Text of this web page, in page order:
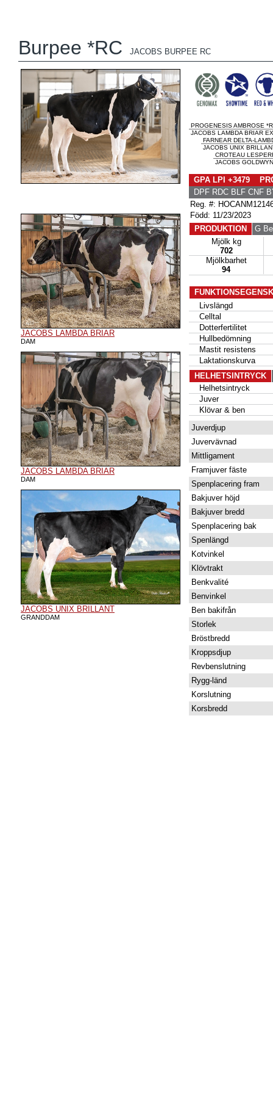
Burpee *RC JACOBS BURPEE RC
JACOBS LAMBDA BRIAR
DAM
JACOBS LAMBDA BRIAR
DAM
JACOBS UNIX BRILLANT
GRANDDAM
PROGENESIS AMBROSE
JACOBS LAMBDA BRIAR
FARNEAR DELTA-
JACOBS UNIX
CROTEAU
JACOBS
GPA LPI +3479
DPF RDC BLF CNF
Reg. #:
Född: 11/23/2023
PRODUKTION
G
Mjölk kg
702
Mjölkbarhet
94
Livslängd
Celltal
Dotterfertilitet
Hullbedömning
Mastit resistens
Laktationskurva
HELHETSINTRYCK
Helhetsintryck
Juver
Klövar & ben
Juverdjup
Juvervävnad
Mittligament
Framjuver fäste
Spenplacering fram
Bakjuver höjd
Bakjuver bredd
Spenplacering bak
Spenlängd
Kotvinkel
Klövtrakt
Benkvalité
Benvinkel
Ben bakifrån
Storlek
Bröstbredd
Kroppsdjup
Revbenslutning
Rygg-länd
Korslutning
Korsbredd